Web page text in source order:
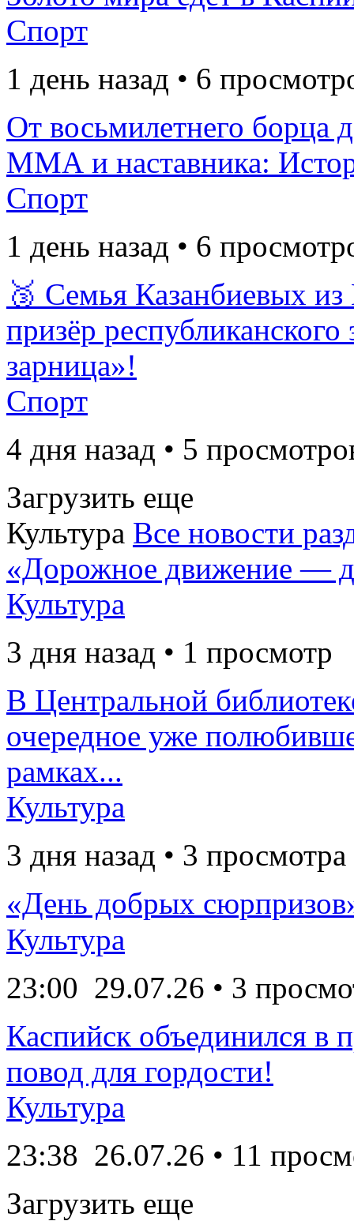
Спорт
1 день назад • 6
От восьмилетнего борца
ММА и наставника:
Спорт
1 день назад • 6
🥉 Семья Казанбиевых
призёр
зарница»!
Спорт
4 дня назад • 5
Загрузить еще
Культура Все новости
«Дорожное движение —
Культура
3 дня назад • 1 просмотр
В Центральной
очередное уже
рамках...
Культура
3 дня назад • 3 просмотра
«День добрых
Культура
23:00 29.07.26 • 3
Каспийск объединился в
повод для гордости!
Культура
23:38 26.07.26 • 11
Загрузить еще